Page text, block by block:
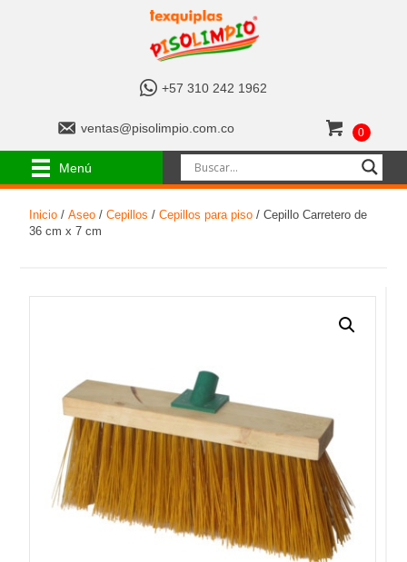
+
7
4
+57 310 242 1962
v
s
@
p
i
o
.
c
o
m
.
ventas@pisolimpio.com.co 0
Menú
Inicio /Aseo /Cepillos /Cepillos para piso / Cepillo Carretero de
36 cm x 7 cm